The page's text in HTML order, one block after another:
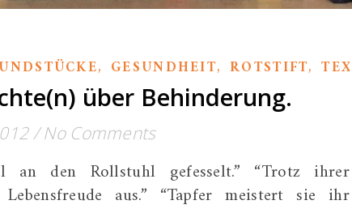
, GESUNDHEIT, ROTSTIFT,TEXT
über Behinderung.
/ No Comments
den Rollstuhl gefesselt.” “Trotz ihrer
aus.” “Tapfer meistert sie ihr